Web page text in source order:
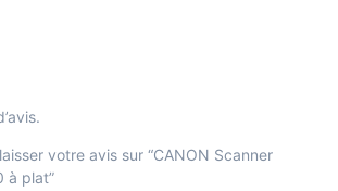
votre avis sur “CANON Scanner
à plat”